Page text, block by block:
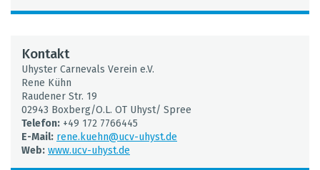
Kon­takt
Uhys­ter Car­ne­vals Ver­ein e.V.
Rene Kühn
Rau­de­ner Str. 19
02943 Box­berg/O.L. OT Uhyst/ Spree
Tele­fon: +49 172 7766445
E-Mail: rene.​kuehn@​ucv-​uhyst.​de
Web: www.​ucv-​uhyst.​de